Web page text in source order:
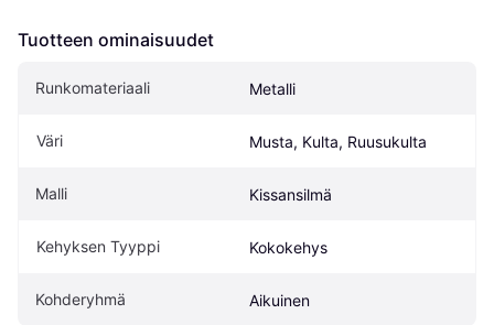
Tuotteen ominaisuudet
Runkomateriaali Metalli
Väri Musta, Kulta, Ruusukulta
Malli Kissansilmä
Kehyksen Tyyppi Kokokehys
Kohderyhmä Aikuinen